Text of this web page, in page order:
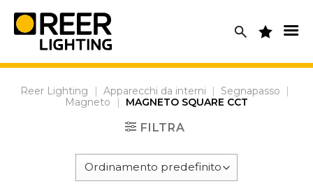
content
Reer Lighting | Apparecchi da interni | Segnapasso
|
Magneto
| MAGNETO SQUARE CCT
FILTRA